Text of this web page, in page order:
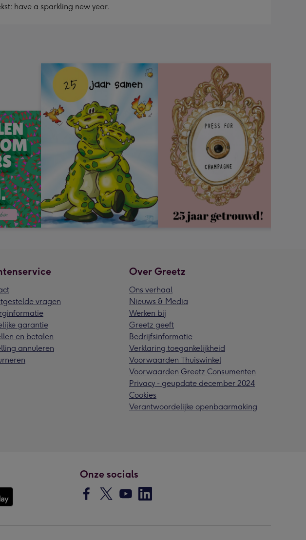
have a sparkling new year.
vragen
garantie
en betalen
annuleren
Over Greetz
Ons verhaal
Nieuws & Media
Werken bij
Greetz geeft
Bedrijfsinformatie
Verklaring toegankelijkheid
Voorwaarden Thuiswinkel
Voorwaarden Greetz Consumenten
Privacy - geupdate december 2024
Cookies
Verantwoordelijke openbaarmaking
Onze socials